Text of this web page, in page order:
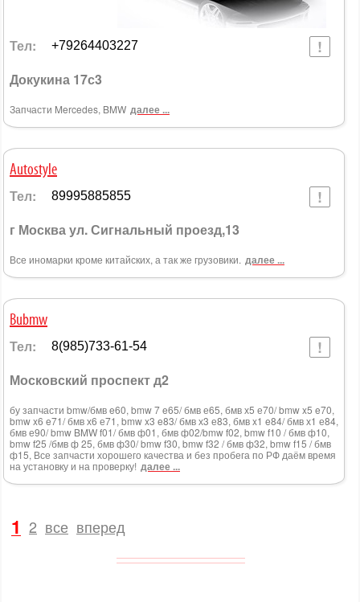
Тел: +79264403227
Докукина 17с3
Запчасти Mercedes, BMW далее ...
Autostyle
Тел: 89995885855
г Москва ул. Сигнальный проезд,13
Все иномарки кроме китайских, а так же грузовики. далее ...
Bubmw
Тел: 8(985)733-61-54
Московский проспект д2
бу запчасти bmw/бмв e60, bmw 7 e65/ бмв е65, бмв х5 е70/ bmw x5 e70,
bmw x6 e71/ бмв х6 е71, bmw x3 e83/ бмв х3 е83, бмв x1 e84/ бмв х1 е84,
бмв е90/ bmw BMW f01/ бмв ф01, бмв ф02/bmw f02, bmw f10 / бмв ф10,
bmw f25 /бмв ф 25, бмв ф30/ bmw f30, bmw f32 / бмв ф32, bmw f15 / бмв
ф15, Все запчасти хорошего качества и без пробега по РФ даём время
на установку и на проверку! далее ...
1 2 все вперед